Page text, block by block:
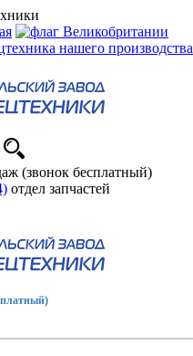
нашего производства
(звонок бесплатный)
отдел запчастей